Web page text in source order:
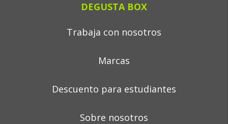
DEGUSTA BOX
Trabaja con nosotros
Marcas
Descuento para estudiantes
Sobre nosotros